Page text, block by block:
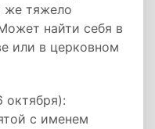
же тяжело
найти себя в
или в церковном
октября):
с именем